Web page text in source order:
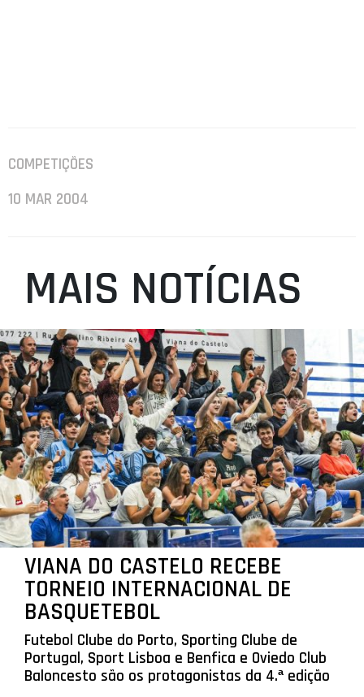
COMPETIÇÕES
10 MAR 2004
MAIS NOTÍCIAS
VIANA DO CASTELO RECEBE
TORNEIO INTERNACIONAL DE
BASQUETEBOL
Futebol Clube do Porto, Sporting Clube de
Portugal, Sport Lisboa e Benfica e Oviedo Club
Baloncesto são os protagonistas da 4.ª edição